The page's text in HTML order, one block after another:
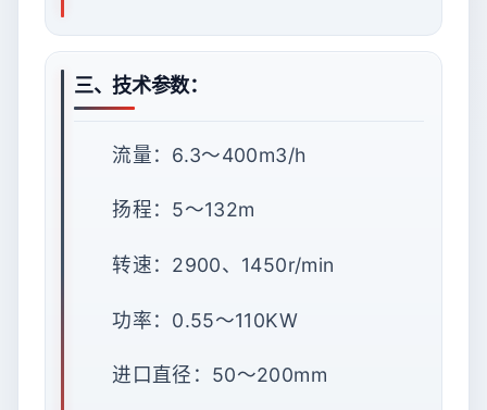
三、技术参数：
流量：6.3～400m3/h
扬程：5～132m
转速：2900、1450r/min
功率：0.55～110KW
进口直径：50～200mm